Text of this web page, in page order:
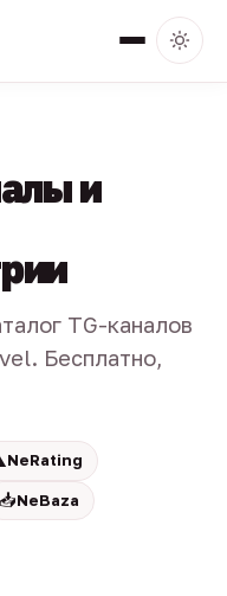
и
TG-каналов
Бесплатно,
NeRating
📥NeBaza